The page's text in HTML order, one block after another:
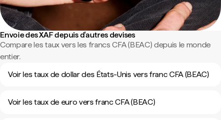
Envoie des XAF depuis d'autres devises
Compare les taux vers les francs CFA (BEAC) depuis le monde
entier.
Voir les taux de dollar des États-Unis vers franc CFA (BEAC)
Voir les taux de euro vers franc CFA (BEAC)